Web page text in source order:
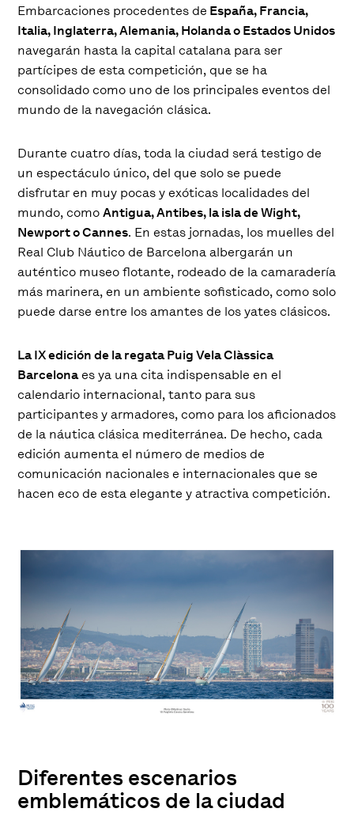
Embarcaciones procedentes de España, Francia,
Italia, Inglaterra, Alemania, Holanda o Estados Unidos
navegarán hasta la capital catalana para ser
partícipes de esta competición, que se ha
consolidado como uno de los principales eventos del
mundo de la navegación clásica.
Durante cuatro días, toda la ciudad será testigo de
un espectáculo único, del que solo se puede
disfrutar en muy pocas y exóticas localidades del
mundo, comoAntigua, Antibes, la isla de Wight,
Newport o Cannes. En estas jornadas, los muelles del
Real Club Náutico de Barcelona albergarán un
auténtico museo flotante, rodeado de la camaradería
más marinera, en un ambiente sofisticado, como solo
puede darse entre los amantes de los yates clásicos.
La IX edición de la regata Puig Vela Clàssica
Barcelonaes ya una cita indispensable en el
calendario internacional, tanto para sus
participantes y armadores, como para los aficionados
de la náutica clásica mediterránea. De hecho, cada
edición aumenta el número de medios de
comunicación nacionales e internacionales que se
hacen eco de esta elegante y atractiva competición.
Diferentes escenarios
emblemáticos de la ciudad